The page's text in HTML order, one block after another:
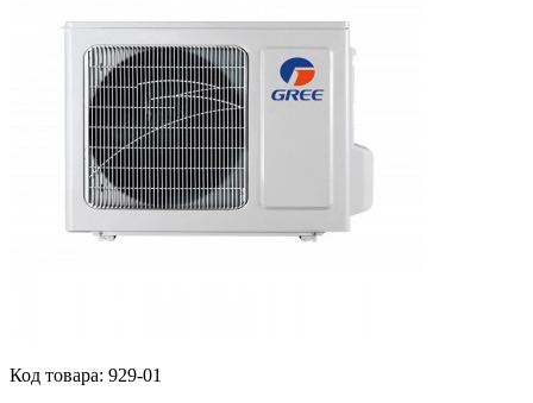
Код товара: 929-01